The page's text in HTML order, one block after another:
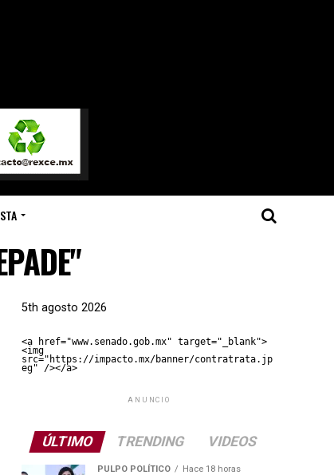
5th agosto 2026
<a href="www.senado.gob.mx" target="_blank">
<img
src="https://impacto.mx/banner/contratrata.jp
eg" /></a>
ANUNCIO
ÚLTIMO TRENDING VIDEOS
PULPO POLÍTICO Hace 18 horas